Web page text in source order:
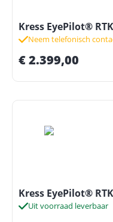
Kress EyePilot®
Neem telefonisch
€2.399,00
Kress EyePilot®
Uit voorraad leverbaar